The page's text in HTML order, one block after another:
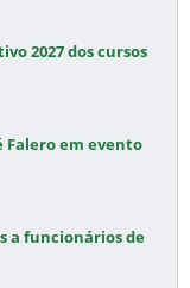
2027 dos cursos
Falero em evento
a funcionários de